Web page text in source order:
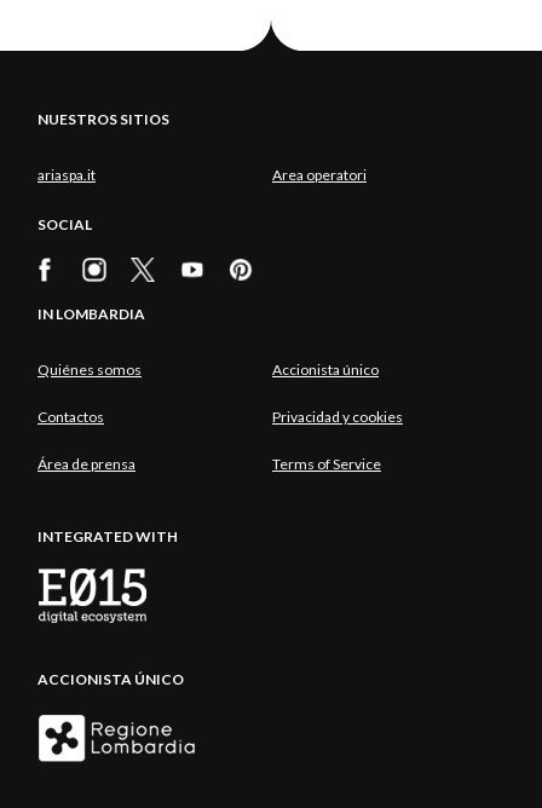
NUESTROS SITIOS
ariaspa.it Area operatori
SOCIAL
IN LOMBARDIA
Quiénes somos Accionista único
Contactos Privacidad y cookies
Área de prensa Terms of Service
INTEGRATED WITH
ACCIONISTA ÚNICO